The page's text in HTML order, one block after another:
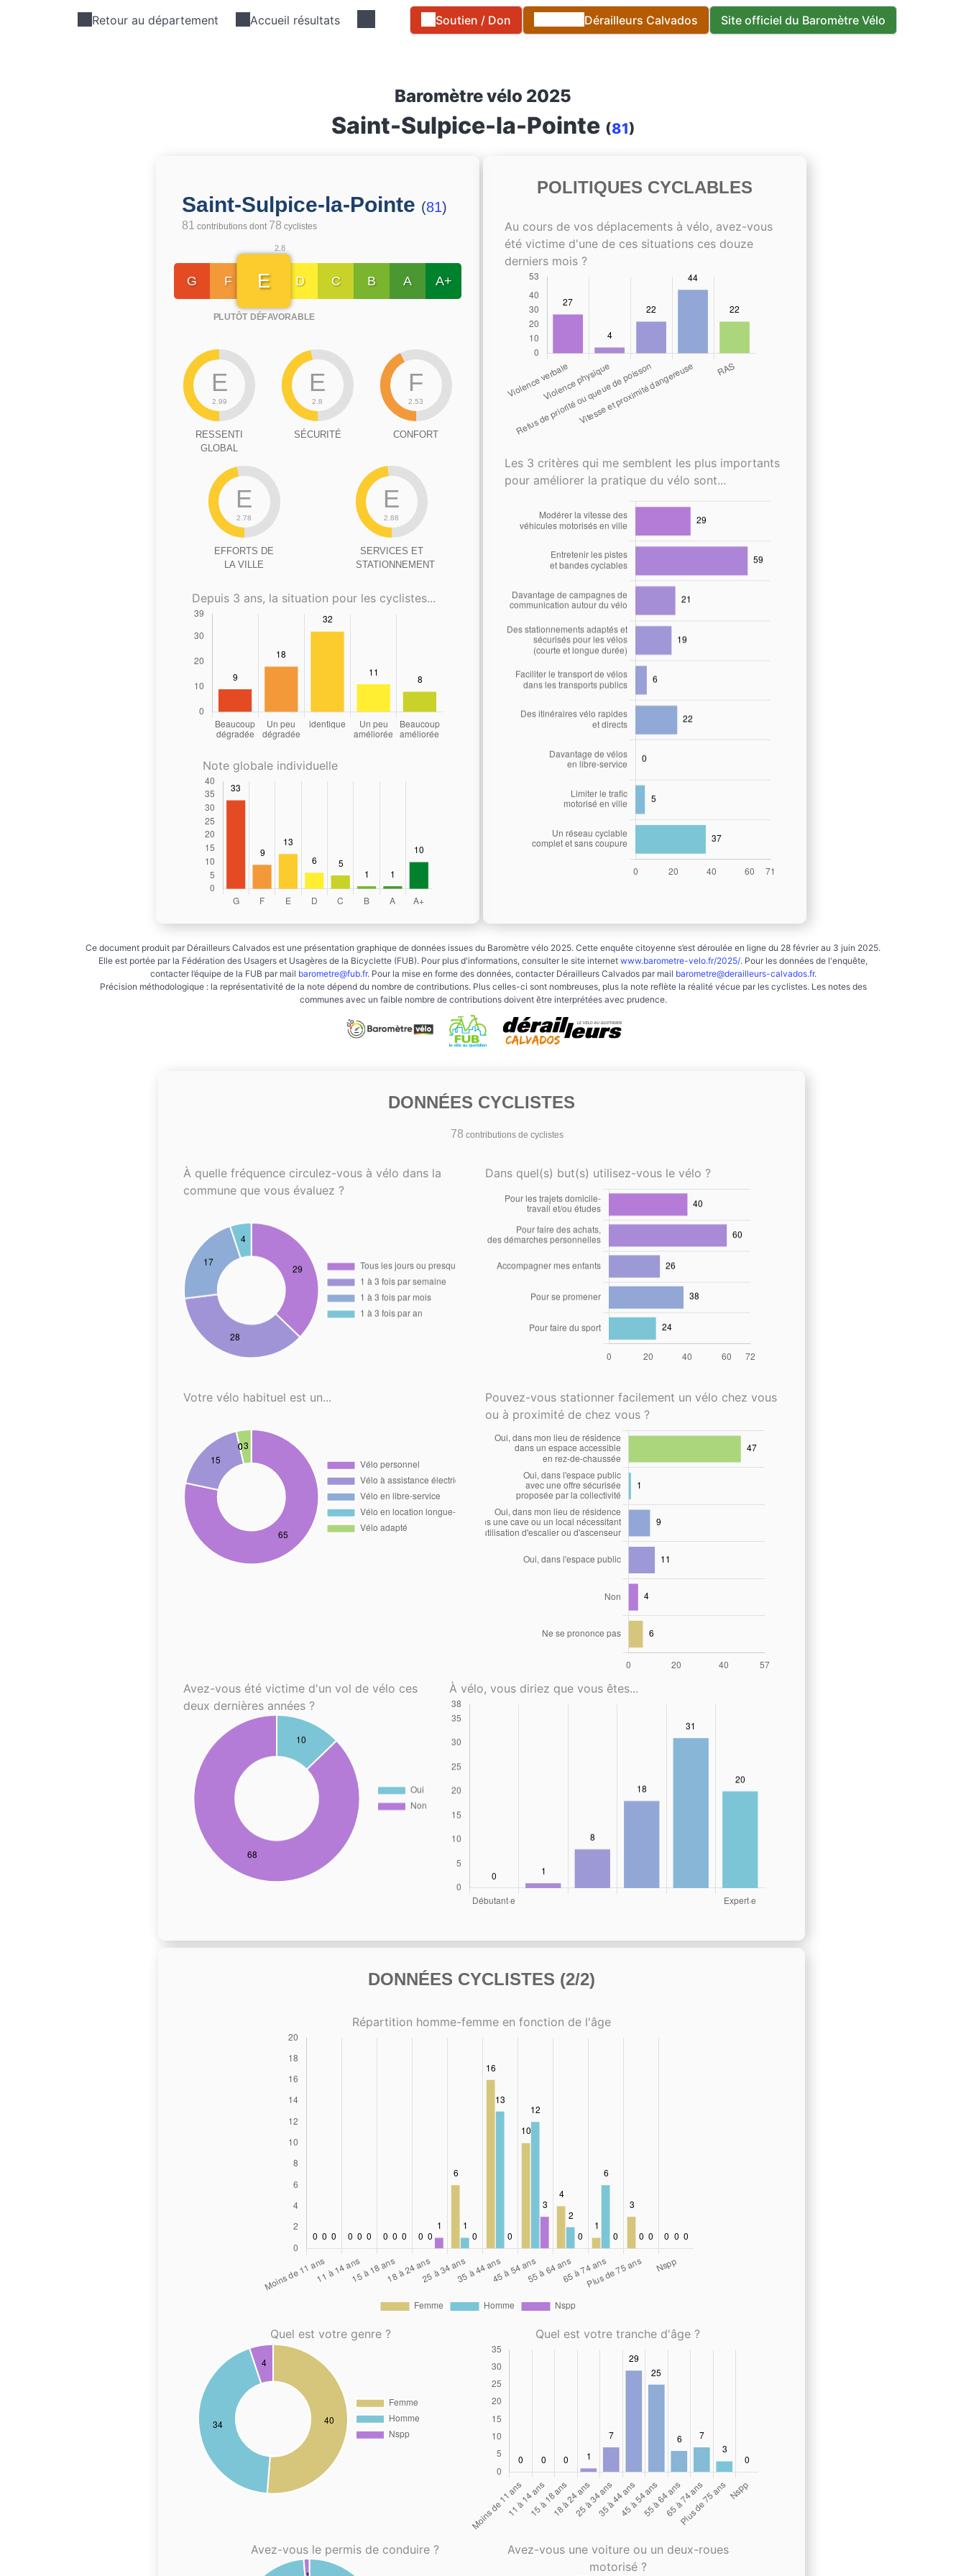
Retour au département Accueil résultats Soutien / Don Dérailleurs Calvados Site officiel du Baromètre Vélo
Baromètre vélo 2025
Saint-Sulpice-la-Pointe (81)
Saint-Sulpice-la-Pointe (81)
81 contributions dont 78 cyclistes
G F
2.8
E
PLUTÔT DÉFAVORABLE
D C B A A+
E
2.99
RESSENTI
GLOBAL
E
2.8
SÉCURITÉ
F
2.53
CONFORT
E
2.78
EFFORTS DE
LA VILLE
E
2.88
SERVICES ET
STATIONNEMENT
Depuis 3 ans, la situation pour les cyclistes...
Note globale individuelle
POLITIQUES CYCLABLES
Au cours de vos déplacements à vélo, avez-vous
été victime d'une de ces situations ces douze
derniers mois ?
Les 3 critères qui me semblent les plus importants
pour améliorer la pratique du vélo sont...
Ce document produit par Dérailleurs Calvados est une présentation graphique de données issues du Baromètre vélo 2025. Cette enquête citoyenne s’est déroulée en ligne du 28 février au 3 juin 2025.
Elle est portée par la Fédération des Usagers et Usagères de la Bicyclette (FUB). Pour plus d'informations, consulter le site internet www.barometre-velo.fr/2025/. Pour les données de l'enquête,
contacter l’équipe de la FUB par mail barometre@fub.fr. Pour la mise en forme des données, contacter Dérailleurs Calvados par mail barometre@derailleurs-calvados.fr.
Précision méthodologique : la représentativité de la note dépend du nombre de contributions. Plus celles-ci sont nombreuses, plus la note reflète la réalité vécue par les cyclistes. Les notes des
communes avec un faible nombre de contributions doivent être interprétées avec prudence.
DONNÉES CYCLISTES
78 contributions de cyclistes
À quelle fréquence circulez-vous à vélo dans la
commune que vous évaluez ?
Dans quel(s) but(s) utilisez-vous le vélo ?
Votre vélo habituel est un...
Pouvez-vous stationner facilement un vélo chez vous
ou à proximité de chez vous ?
Avez-vous été victime d'un vol de vélo ces
deux dernières années ?
À vélo, vous diriez que vous êtes...
DONNÉES CYCLISTES (2/2)
Répartition homme-femme en fonction de l'âge
Quel est votre genre ? Quel est votre tranche d'âge ?
Avez-vous le permis de conduire ?
Avez-vous une voiture ou un deux-roues
motorisé ?